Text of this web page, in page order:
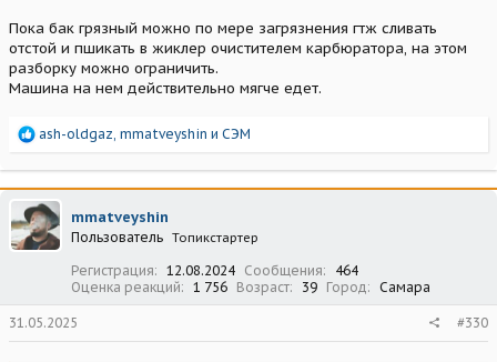
Пока бак грязный можно по мере загрязнения гтж сливать
отстой и пшикать в жиклер очистителем карбюратора, на этом
разборку можно ограничить.
Машина на нем действительно мягче едет.
Р
а
к
ц
и
и
ash-oldgaz, mmatveyshin и СЭМ
mmatveyshin
Пользователь Топикстартер
Регистрация 12.08.2024 Сообщения
464
Оценка реакций
1 756 Возраст 39 Город Самара
31.05.2025 #330